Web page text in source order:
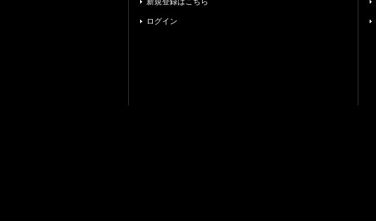
ログイン